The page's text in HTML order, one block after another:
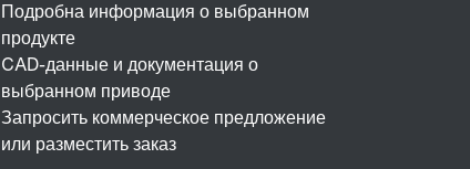
Подробна информация о выбранном
продукте
CAD-данные и документация о
выбранном приводе
Запросить коммерческое предложение
или разместить заказ